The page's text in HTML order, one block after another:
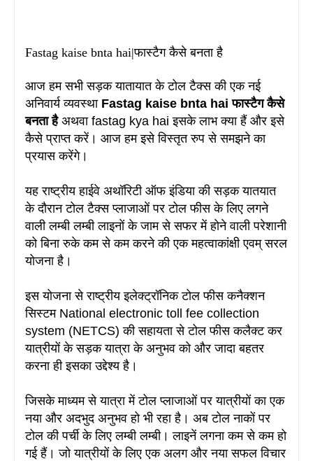
Fastag kaise bnta hai|फास्टैग कैसे बनता है
आज हम सभी सड़क यातायात के टोल टैक्स की एक नई
अनिवार्य व्यवस्था Fastag kaise bnta hai फास्टैग कैसे
बनता हैअथवा fastag kya hai इसके लाभ क्या हैं और इसे
कैसे प्राप्त करें। आज हम इसे विस्तृत रुप से समझने का
प्रयास करेंगे।
यह राष्ट्रीय हाईवे अथॉरिटी ऑफ इंडिया की सड़क यातयात
के दौरान टोल टैक्स प्लाजाओं पर टोल फीस के लिए लगने
वाली लम्बी लम्बी लाइनों के जाम से सफर में होने वाली परेशानी
को बिना रुके कम से कम करने की एक महत्वाकांक्षी एवम् सरल
योजना है।
इस योजना से राष्ट्रीय इलेक्ट्रॉनिक टोल फीस कनैक्शन
सिस्टम National electronic toll fee collection
system (NETCS) की सहायता से टोल फीस कलैक्ट कर
यात्रीयों के सड़क यात्रा के अनुभव को और जादा बहतर
करना ही इसका उद्देश्य है।
जिसके माध्यम से यात्रा में टोल प्लाजाओं पर यात्रीयों का एक
नया और अदभुद अनुभव हो भी रहा है। अब टोल नाकों पर
टोल की पर्ची के लिए लम्बी लम्बी। लाइनें लगना कम से कम हो
गई हैं। जो यात्रीयों के लिए एक अलग और नया सफल विचार